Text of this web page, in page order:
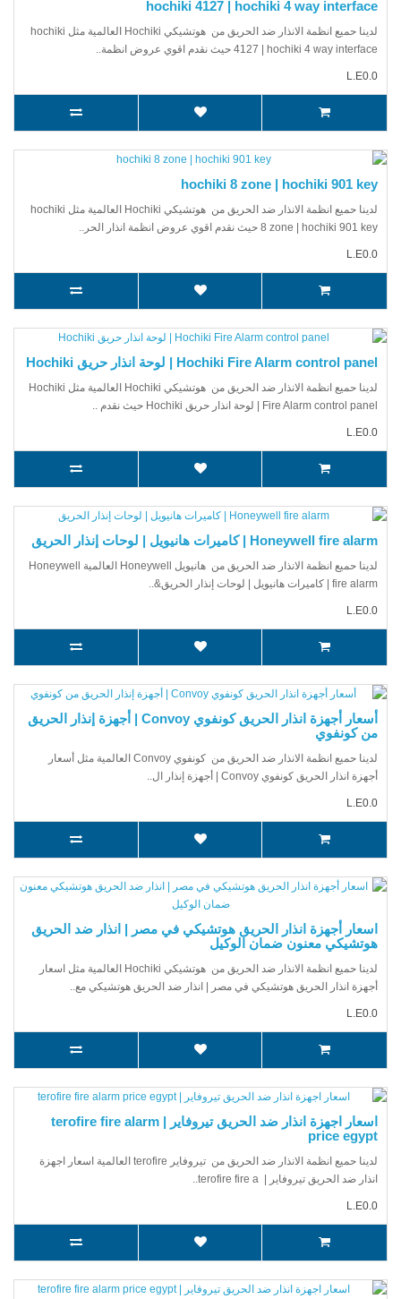
hochiki 4127 | hochiki 4 way interface
لدينا حميع انظمة الانذار ضد الحريق من هوتشيكي Hochiki العالمية مثل hochiki
4127 | hochiki 4 way interface حيث نقدم اقوي عروض انظمة..
L.E0.0
hochiki 8 zone | hochiki 901 key
لدينا حميع انظمة الانذار ضد الحريق من هوتشيكي Hochiki العالمية مثل hochiki
8 zone | hochiki 901 key حيث نقدم اقوي عروض انظمة انذار الحر..
L.E0.0
Hochiki Fire Alarm control panel | لوحة انذار حريق Hochiki
لدينا حميع انظمة الانذار ضد الحريق من هوتشيكي Hochiki العالمية مثل Hochiki
Fire Alarm control panel | لوحة انذار حريق Hochiki حيث نقدم ..
L.E0.0
Honeywell fire alarm | كاميرات هانيويل | لوحات إنذار الحريق
لدينا حميع انظمة الانذار ضد الحريق من هانيويل Honeywell العالمية Honeywell
fire alarm | كاميرات هانيويل | لوحات إنذار الحريق&..
L.E0.0
أسعار أجهزة انذار الحريق كونفوي Convoy | أجهزة إنذار الحريق
من كونفوي
لدينا حميع انظمة الانذار ضد الحريق من كونفوي Convoy العالمية مثل أسعار
أجهزة انذار الحريق كونفوي Convoy | أجهزة إنذار ال..
L.E0.0
اسعار أجهزة انذار الحريق هوتشيكي في مصر | انذار ضد الحريق
هوتشيكي معنون ضمان الوكيل
لدينا حميع انظمة الانذار ضد الحريق من هوتشيكي Hochiki العالمية مثل اسعار
أجهزة انذار الحريق هوتشيكي في مصر | انذار ضد الحريق هوتشيكي مع..
L.E0.0
اسعار اجهزة انذار ضد الحريق تيروفاير | terofire fire alarm
price egypt
لدينا حميع انظمة الانذار ضد الحريق من تيروفاير terofire العالمية اسعار اجهزة
انذار ضد الحريق تيروفاير | terofire fire a..
L.E0.0